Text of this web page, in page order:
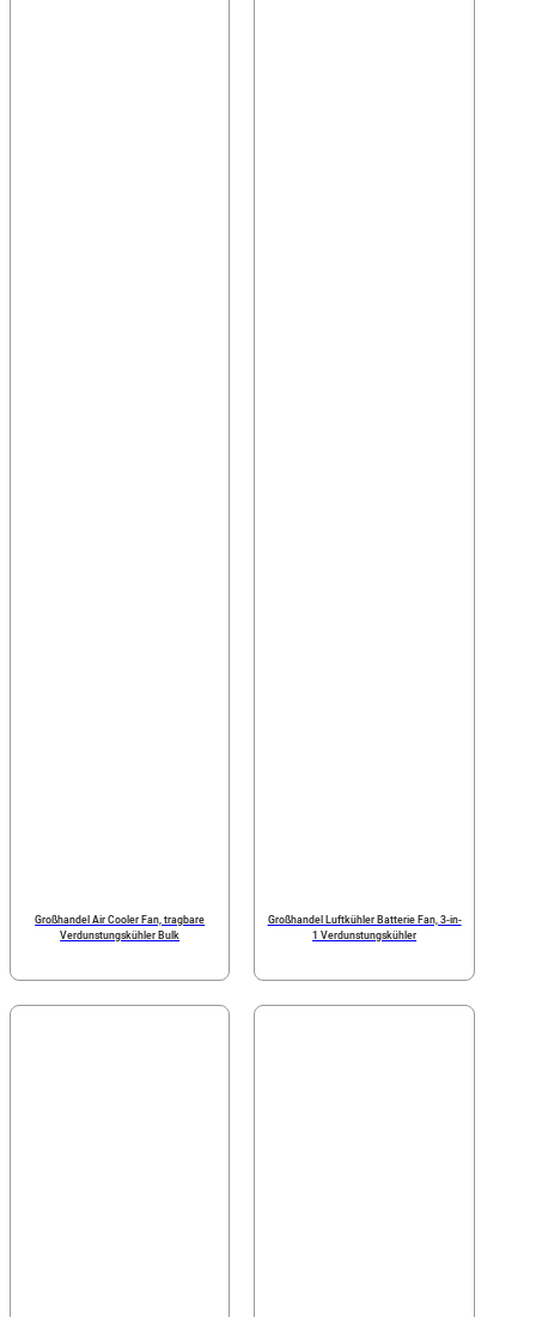
Großhandel Air Cooler Fan, tragbare
Verdunstungskühler Bulk
Großhandel Luftkühler Batterie Fan, 3-in-
1 Verdunstungskühler